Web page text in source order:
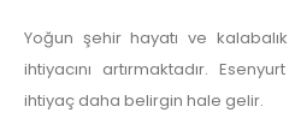
Yoğun şehir hayatı ve
ihtiyacını artırmaktadır.
ihtiyaç daha belirgin hale gelir.